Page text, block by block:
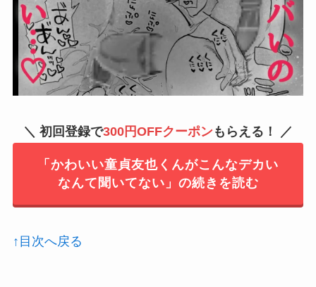
＼ 初回登録で300円OFFクーポン もらえる！ ／
「かわいい童貞友也くんがこんなデカい
なんて聞いてない」の続きを読む
↑目次へ戻る